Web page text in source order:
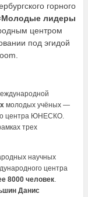
горного
лидеры
центром
под эгидой
молодых учёных —
центра ЮНЕСКО.
трех
научных
центра
8000 человек.
Данис